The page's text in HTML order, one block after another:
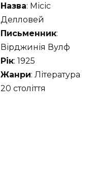
Назва: Місіс
Делловей
Письменник:
Вірджинія Вулф
Рік: 1925
Жанри: Література
20 століття